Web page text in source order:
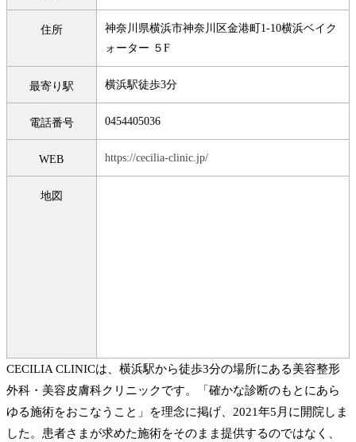
住所
神奈川県横浜市神奈川区金港町1-10横浜ベイク
ォーター ５F
最寄り駅 横浜駅徒歩3分
電話番号 0454405036
WEB https://cecilia-clinic.jp/
地図
CECILIA CLINICは、横浜駅から徒歩3分の場所にある美容整形
外科・美容皮膚科クリニックです。「確かな診断のもとにあら
ゆる施術をおこなうこと」を理念に掲げ、2021年5月に開院しま
した。患者さまが求めた施術をそのまま提供するのではなく、